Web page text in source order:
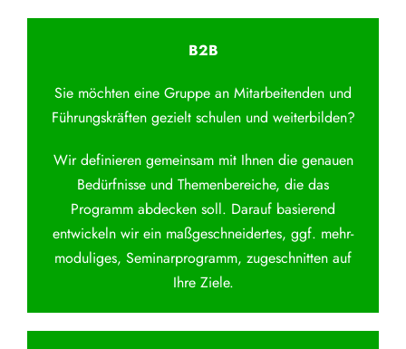
B2B
Sie möchten eine Gruppe an Mitarbeitenden und
Führungskräften gezielt schulen und weiterbilden?
Wir definieren gemeinsam mit Ihnen die genauen
Bedürfnisse und Themenbereiche, die das
Programm abdecken soll. Darauf basierend
entwickeln wir ein maßgeschneidertes, ggf. mehr-
moduliges, Seminarprogramm, zugeschnitten auf
Ihre Ziele.